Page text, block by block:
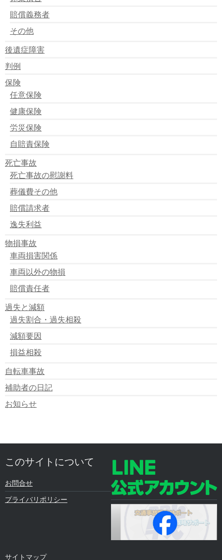
賠償義務者
その他
後遺症障害
判例
保険
任意保険
健康保険
労災保険
自賠責保険
死亡事故
死亡事故の慰謝料
葬儀費その他
賠償請求者
逸失利益
物損事故
車両損害関係
車両以外の物損
賠償責任者
過失と減額
過失割合・過失相殺
減額要因
損益相殺
自転車事故
補助者の日記
お知らせ
このサイトについて
お問合せ
プライバリポリシー
サイトマップ